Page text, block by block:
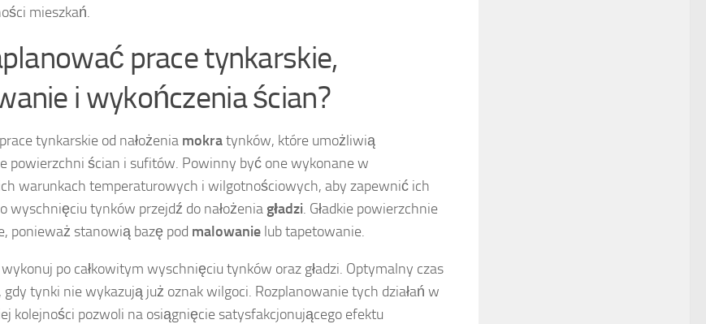
mieszkań.
prace tynkarskie,
i wykończenia ścian?
tynkarskie od nałożenia mokratynków, które umożliwią
powierzchni ścian i sufitów. Powinny być one wykonane w
warunkach temperaturowych i wilgotnościowych, aby zapewnić ich
wyschnięciu tynków przejdź do nałożenia gładzi. Gładkie powierzchnie
ponieważ stanowią bazę pod malowanie lub tapetowanie.
po całkowitym wyschnięciu tynków oraz gładzi. Optymalny czas
tynki nie wykazują już oznak wilgoci. Rozplanowanie tych działań w
kolejności pozwoli na osiągnięcie satysfakcjonującego efektu